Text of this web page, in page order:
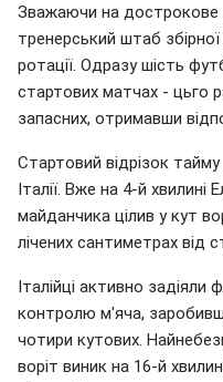
Зважаючи на дострокове
тренерський штаб
ротації. Одразу шість
стартових матчах - цьго
запасних, отримавши
Стартовий відрізок
Італії. Вже на 4-й хвилині
майданчика цілив у кут
лічених сантиметрах від
Італійці активно задіяли
контролю м'яча,
чотири кутових.
воріт виник на 16-й